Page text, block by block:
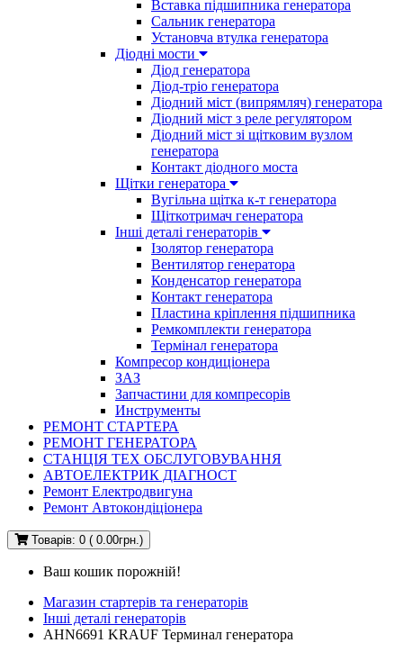
Вставка підшипника генератора
Сальник генератора
Установча втулка генератора
Діодні мости
Діод генератора
Діод-тріо генератора
Діодний міст (випрямляч) генератора
Діодний міст з реле регулятором
Діодний міст зі щітковим вузлом
генератора
Контакт діодного моста
Щітки генератора
Вугільна щітка к-т генератора
Щіткотримач генератора
Інші деталі генераторів
Ізолятор генератора
Вентилятор генератора
Конденсатор генератора
Контакт генератора
Пластина кріплення підшипника
Ремкомплекти генератора
Термінал генератора
Компресор кондиціонера
ЗАЗ
Запчастини для компресорів
Инструменты
РЕМОНТ СТАРТЕРА
РЕМОНТ ГЕНЕРАТОРА
СТАНЦІЯ ТЕХ ОБСЛУГОВУВАННЯ
АВТОЕЛЕКТРИК ДІАГНОСТ
Ремонт Електродвигуна
Ремонт Автокондіціонера
Товарів: 0 ( 0.00грн.)
Ваш кошик порожній!
Магазин стартерів та генераторів
Інші деталі генераторів
AHN6691 KRAUF Терминал генератора